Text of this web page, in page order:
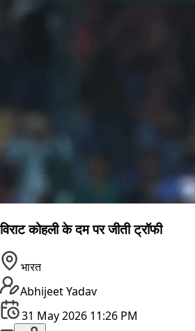
विराट कोहली के दम पर जीती ट्रॉफी
भारत
Abhijeet Yadav
31 May 2026 11:26 PM